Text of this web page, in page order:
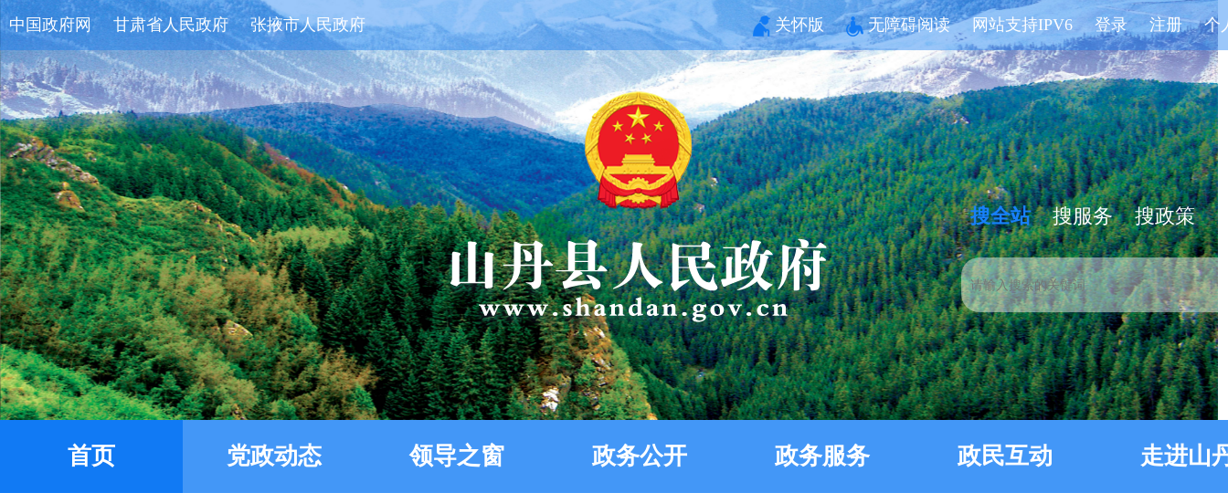
中国政府网 甘肃省人民政府 张掖市人民政府 关怀版 无障碍阅读 网站支持IPV6 登录 注册 个
搜全站 搜服务 搜政策
首页 党政动态 领导之窗 政务公开 政务服务 政民互动 走进山
习近平：推动全民阅读，建设书香社会
李强主持召开国务院常务会议